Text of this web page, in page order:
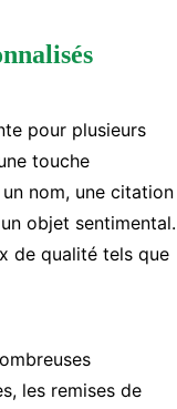
pour plusieurs
touche
nom, une citation
objet sentimental.
de qualité tels que
les remises de